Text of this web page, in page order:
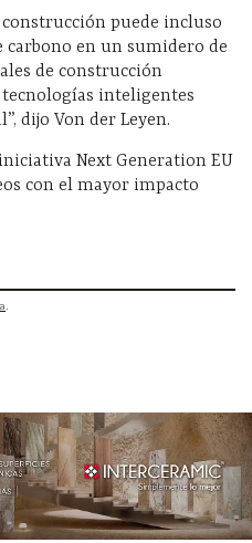
construcción puede incluso
en un sumidero de
de construcción
inteligentes
dijo Von der Leyen.
Next Generation EU
con el mayor impacto